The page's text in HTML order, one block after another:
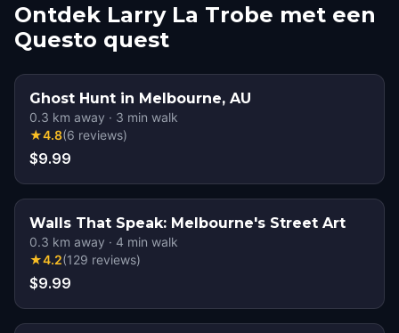
Ontdek Larry La Trobe met een
Questo quest
Ghost Hunt in Melbourne, AU
0.3 km away · 3 min walk
★4.8(6 reviews)
$9.99
Walls That Speak: Melbourne's Street Art
0.3 km away · 4 min walk
★4.2(129 reviews)
$9.99